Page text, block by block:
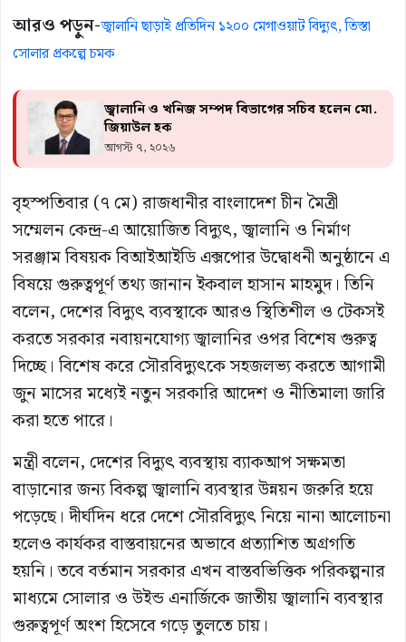
আরও পড়ুন-জ্বালানি ছাড়াই প্রতিদিন ১২০০ মেগাওয়াট বিদ্যুৎ, তিস্তা
সোলার প্রকল্পে চমক
জ্বালানি ও খনিজ সম্পদ বিভাগের সচিব হলেন মো.
জিয়াউল হক
আগস্ট ৭, ২০২৬
বৃহস্পতিবার (৭ মে) রাজধানীরবাংলাদেশ চীন মৈত্রী
সম্মেলন কেন্দ্র-এ আয়োজিত বিদ্যুৎ, জ্বালানি ও নির্মাণ
সরঞ্জাম বিষয়ক বিআইআইডি এক্সপোর উদ্বোধনী অনুষ্ঠানে এ
বিষয়ে গুরুত্বপূর্ণ তথ্য জানানইকবাল হাসান মাহমুদ। তিনি
বলেন, দেশের বিদ্যুৎ ব্যবস্থাকে আরও স্থিতিশীল ও টেকসই
করতে সরকার নবায়নযোগ্য জ্বালানির ওপর বিশেষ গুরুত্ব
দিচ্ছে। বিশেষ করে সৌরবিদ্যুৎকে সহজলভ্য করতে আগামী
জুন মাসের মধ্যেই নতুন সরকারি আদেশ ও নীতিমালা জারি
করা হতে পারে।
মন্ত্রী বলেন, দেশের বিদ্যুৎ ব্যবস্থায় ব্যাকআপ সক্ষমতা
বাড়ানোর জন্য বিকল্প জ্বালানি ব্যবস্থার উন্নয়ন জরুরি হয়ে
পড়েছে। দীর্ঘদিন ধরে দেশে সৌরবিদ্যুৎ নিয়ে নানা আলোচনা
হলেও কার্যকর বাস্তবায়নের অভাবে প্রত্যাশিত অগ্রগতি
হয়নি। তবে বর্তমান সরকার এখন বাস্তবভিত্তিক পরিকল্পনার
মাধ্যমে সোলার ও উইন্ড এনার্জিকে জাতীয় জ্বালানি ব্যবস্থার
গুরুত্বপূর্ণ অংশ হিসেবে গড়ে তুলতে চায়।